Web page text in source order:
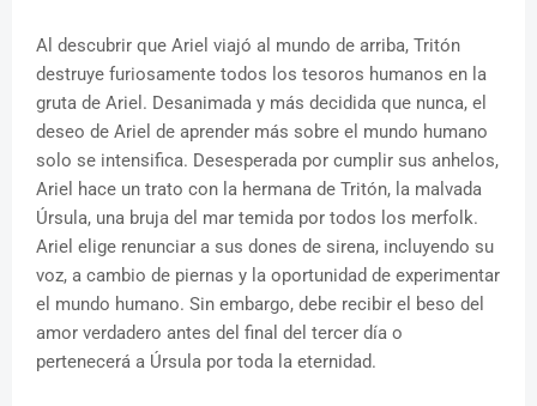
Al descubrir que Ariel viajó al mundo de arriba, Tritón
destruye furiosamente todos los tesoros humanos en la
gruta de Ariel. Desanimada y más decidida que nunca, el
deseo de Ariel de aprender más sobre el mundo humano
solo se intensifica. Desesperada por cumplir sus anhelos,
Ariel hace un trato con la hermana de Tritón, la malvada
Úrsula, una bruja del mar temida por todos los merfolk.
Ariel elige renunciar a sus dones de sirena, incluyendo su
voz, a cambio de piernas y la oportunidad de experimentar
el mundo humano. Sin embargo, debe recibir el beso del
amor verdadero antes del final del tercer día o
pertenecerá a Úrsula por toda la eternidad.